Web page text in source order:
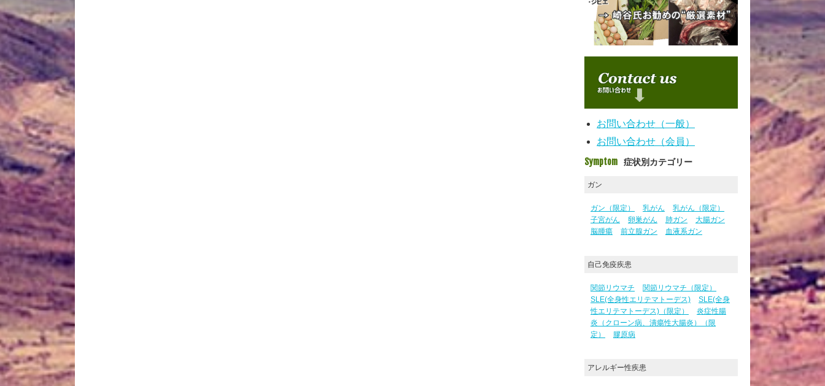
お問い合わせ（一般）
お問い合わせ（会員）
Symptom 症状別カテゴリー
ガン
ガン（限定） 乳がん
乳がん（限定）
子宮がん
卵巣がん 肺ガン
大腸ガン
脳腫瘍
前立腺ガン 血液系ガン
自己免疫疾患
関節リウマチ
関節リウマチ（限定）
SLE(全身性エリテマトーデス)
SLE(全身
性エリテマトーデス)（限定）
炎症性腸
炎（クローン病、潰瘍性大腸炎）（限
定）
膠原病
アレルギー性疾患